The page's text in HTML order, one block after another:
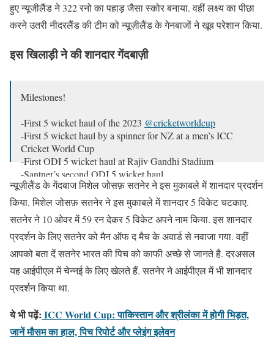
हुए न्यूजीलैंड ने 322 रनो का पहाड़ जैसा स्कोर बनाया. वहीं लक्ष्य का पीछा
करने उतरी नीदरलैंड की टीम को न्यूज़ीलैंड के गेनबाजों ने खूब परेशान किया.
इस खिलाड़ी ने की शानदार गेंदबाज़ी
Milestones!
-First 5 wicket haul of the 2023 @cricketworldcup
-First 5 wicket haul by a spinner for NZ at a men’s ICC
Cricket World Cup
-First ODI 5 wicket haul at Rajiv Gandhi Stadium
-Santner’s second ODI 5 wicket haul
Card |https://t.co/yjDWlW2uBm#CWC23
pic.twitter.com/h33ifwZMUN
— BLACKCAPS (@BLACKCAPS)October 9, 2023
न्यूज़ीलैंड के गेंदबाज मिशेल जोसफ़ सतनेर ने इस मुकाबले में शानदार प्रदर्शन
किया. मिशेल जोसफ़ सतनेर ने इस मुकाबले में शानदार 5 विकेट चटकाए.
सतनेर ने 10 ओवर में 59 रन देकर 5 विकेट अपने नाम किया. इस शानदार
प्रदर्शन के लिए सतनेर को मैन ऑफ द मैच के अवार्ड से नवाजा गया. वहीं
आपको बता दें सतनेर भारत की पिच को काफी अच्छे से जानते है. दरअसल
यह आईपीएल में चेन्नई के लिए खेलते हैं. सतनेर ने आईपीएल में भी शानदार
प्रदर्शन किया था.
ये भी पढ़ें: ICC World Cup: पाकिस्तान और श्रीलंका में होगी भिड़त,
जानें मौसम का हाल, पिच रिपोर्ट और प्लेइंग इलेवन